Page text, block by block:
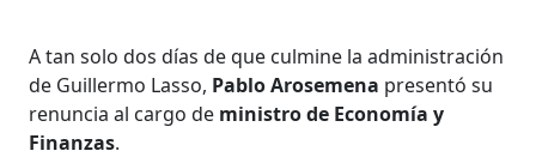
A tan solo dos días de que culmine la administración
de Guillermo Lasso, Pablo Arosemena presentó su
renuncia al cargo de ministro de Economía y
Finanzas.